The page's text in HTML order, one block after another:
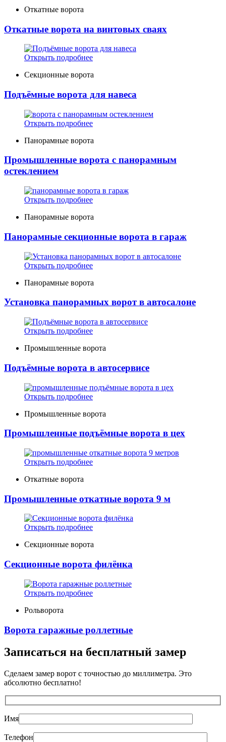
Откатные ворота
Откатные ворота на винтовых сваях
Открыть подробнее
Секционные ворота
Подъёмные ворота для навеса
Открыть подробнее
Панорамные ворота
Промышленные ворота с панорамным
остеклением
Открыть подробнее
Панорамные ворота
Панорамные секционные ворота в гараж
Открыть подробнее
Панорамные ворота
Установка панорамных ворот в автосалоне
Открыть подробнее
Промышленные ворота
Подъёмные ворота в автосервисе
Открыть подробнее
Промышленные ворота
Промышленные подъёмные ворота в цех
Открыть подробнее
Откатные ворота
Промышленные откатные ворота 9 м
Открыть подробнее
Секционные ворота
Секционные ворота филёнка
Открыть подробнее
Рольворота
Ворота гаражные роллетные
Записаться на бесплатный замер
Сделаем замер ворот с точностью до миллиметра. Это
абсолютно бесплатно!
Имя
Телефон